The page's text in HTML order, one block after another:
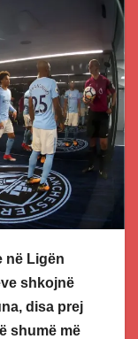
në Ligën
shkojnë
disa prej
shumë më